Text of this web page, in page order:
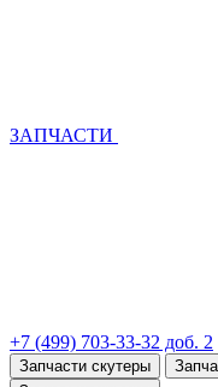
ЗАПЧАСТИ
+7 (499) 703-33-32 доб. 2
Запчасти скутеры